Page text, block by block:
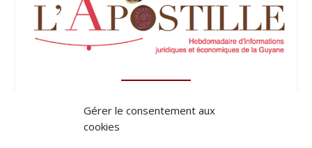
Gérer le consentement aux
cookies